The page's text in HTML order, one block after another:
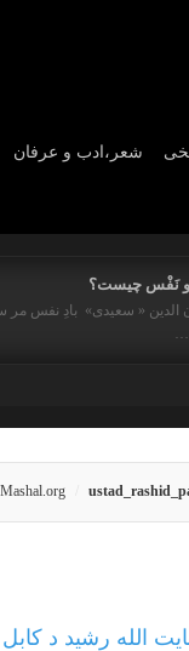
شعر،ادب و عرفان
و نَفْس چیست؟
الدین « سعیدی» بادِ نفس مر
Mashal.org
الله رشيد د